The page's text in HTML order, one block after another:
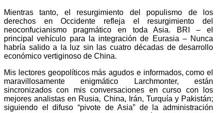
Mientras tanto, el resurgimiento del populismo de los
derechos en Occidente refleja el resurgimiento del
neoconfucianismo pragmático en toda Asia. BRI – el
principal vehículo para la integración de Eurasia – Nunca
habría salido a la luz sin las cuatro décadas de desarrollo
económico vertiginoso de China.
Mis lectores geopolíticos más agudos e informados, como el
maravillosamente enigmático Larchmonter, están
sincronizados con mis conversaciones en curso con los
mejores analistas en Rusia, China, Irán, Turquía y Pakistán;
siguiendo el difuso “pivote de Asia” de la administración